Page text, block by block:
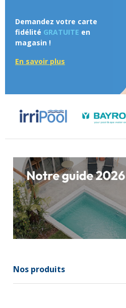
Demandez votre carte
fidélité GRATUITE en
magasin !
En savoir plus
Nos produits